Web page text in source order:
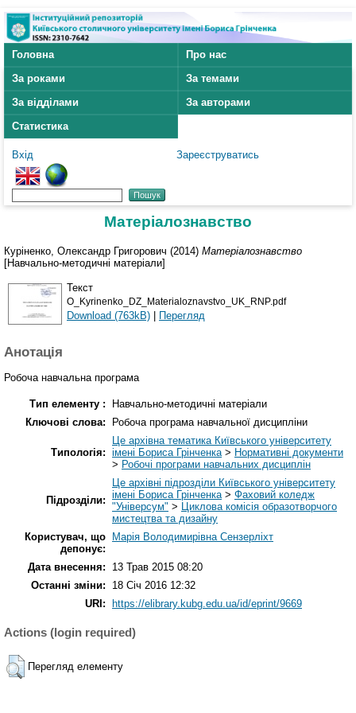
Головна
Про нас
За роками
За темами
За відділами
За авторами
Статистика
Вхід Зареєструватись
Матеріалознавство
Куріненко, Олександр Григорович (2014) Матеріалознавство
[Навчально-методичні матеріали]
Текст
O_Kyrinenko_DZ_Materialoznavstvo_UK_RNP.pdf
Download (763kB) | Перегляд
Анотація
Робоча навчальна програма
Тип елементу :
Навчально-методичні матеріали
Ключові слова:
Робоча програма навчальної дисципліни
Типологія:
Це архівна тематика Київського університету
імені Бориса Грінченка> Нормативні документи
> Робочі програми навчальних дисциплін
Підрозділи:
Це архівні підрозділи Київського університету
імені Бориса Грінченка> Фаховий коледж
"Універсум" > Циклова комісія образотворчого
мистецтва та дизайну
Користувач, що
депонує:
Марія Володимирівна Сензерліхт
Дата внесення:
13 Трав 2015 08:20
Останні зміни:
18 Січ 2016 12:32
URI:
https://elibrary.kubg.edu.ua/id/eprint/9669
Actions (login required)
Перегляд елементу